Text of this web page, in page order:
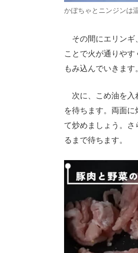
かぼちゃとニンジンは
その間にエリンギ
ことで火が通りや
もみ込んでいきま
次に、こめ油を入
を待ちます。両面
て炒めましょう。
るまで待ちます。